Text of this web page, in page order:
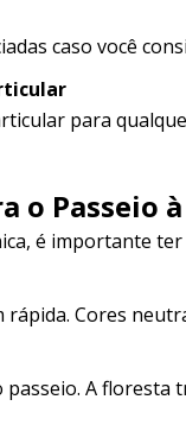
caso você
para
o Passeio
é importante
rápida. Cores
A